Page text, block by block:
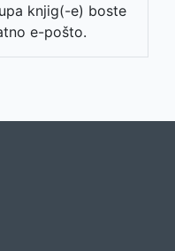
knjig(-e) boste
e-pošto.